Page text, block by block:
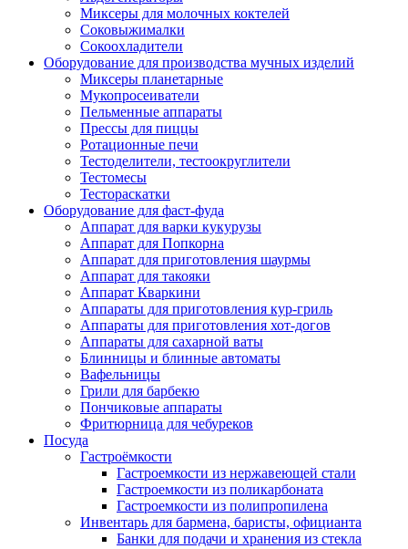
Миксеры для молочных коктелей
Соковыжималки
Сокоохладители
Оборудование для производства мучных изделий
Миксеры планетарные
Мукопросеиватели
Пельменные аппараты
Прессы для пиццы
Ротационные печи
Тестоделители, тестоокруглители
Тестомесы
Тестораскатки
Оборудование для фаст-фуда
Аппарат для варки кукурузы
Аппарат для Попкорна
Аппарат для приготовления шаурмы
Аппарат для такояки
Аппарат Кваркини
Аппараты для приготовления кур-гриль
Аппараты для приготовления хот-догов
Аппараты для сахарной ваты
Блинницы и блинные автоматы
Вафельницы
Грили для барбекю
Пончиковые аппараты
Фритюрница для чебуреков
Посуда
Гастроёмкости
Гастроемкости из нержавеющей стали
Гастроемкости из поликарбоната
Гастроемкости из полипропилена
Инвентарь для бармена, баристы, официанта
Банки для подачи и хранения из стекла